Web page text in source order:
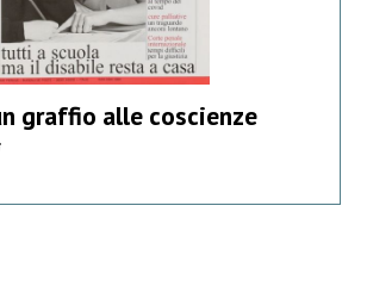
graffio alle coscienze